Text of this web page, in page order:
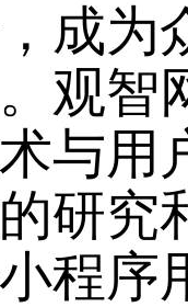
成为
观智
与用
研究
程序